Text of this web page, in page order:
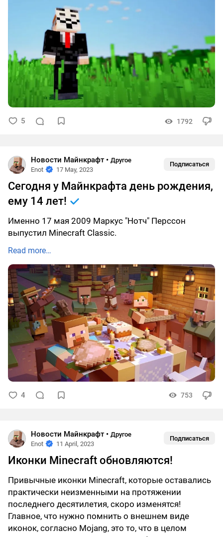
5 1792
Новости Майнкрафт• Другое
Enot
17 May, 2023
Подписаться
Сегодня у Майнкрафта день рождения,
ему 14 лет!
Именно 17 мая 2009 Маркус "Нотч" Перссон
выпустил Minecraft Classic.
Read more…
4 753
Новости Майнкрафт• Другое
Enot
11 April, 2023
Подписаться
Иконки Minecraft обновляются!
Привычные иконки Minecraft, которые оставались
практически неизменными на протяжении
последнего десятилетия, скоро изменятся!
Главное, что нужно помнить о внешнем виде
иконок, согласно Mojang, это то, что в целом